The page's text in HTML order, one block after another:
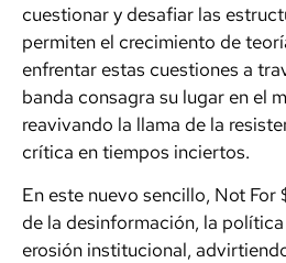
cuestionar y desafiar las
permiten el crecimiento de
enfrentar estas cuestiones a
banda consagra su lugar en el
reavivando la llama de la
crítica en tiempos inciertos.
En este nuevo sencillo, Not For
de la desinformación, la
erosión institucional,